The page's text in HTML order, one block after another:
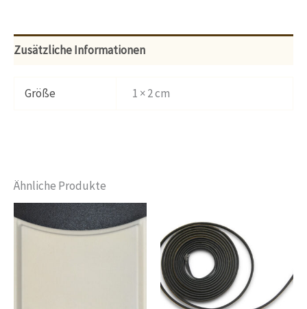
Zusätzliche Informationen
Größe 1 × 2 cm
Ähnliche Produkte